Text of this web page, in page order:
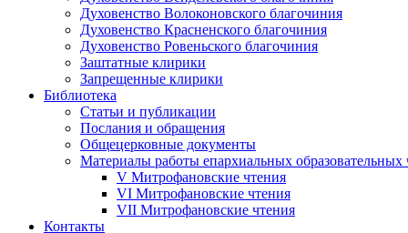
Духовенство Волоконовского благочиния
Духовенство Красненского благочиния
Духовенство Ровеньского благочиния
Заштатные клирики
Запрещенные клирики
Библиотека
Статьи и публикации
Послания и обращения
Общецерковные документы
Материалы работы епархиальных образовательных
V Митрофановские чтения
VI Митрофановские чтения
VII Митрофановские чтения
Контакты